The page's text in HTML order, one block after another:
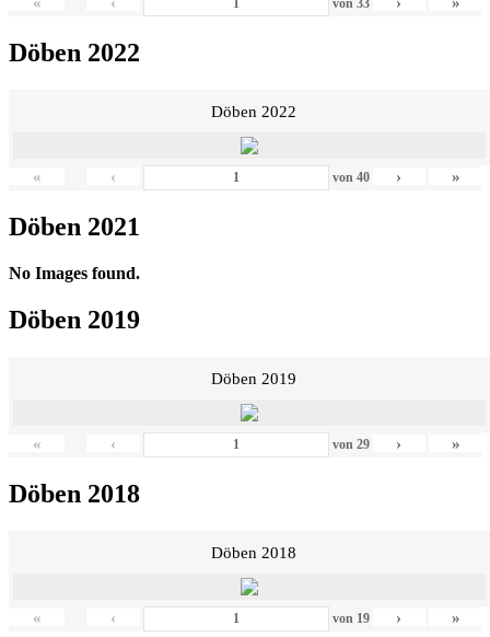
von 33
Döben 2022
Döben 2022
« ‹ von 40 › »
Döben 2021
No Images found.
Döben 2019
Döben 2019
« ‹ von 29 › »
Döben 2018
Döben 2018
« ‹ von 19 › »